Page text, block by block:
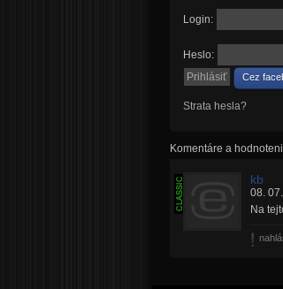
Login:
Heslo:
Cez
Strata hesla?
Komentáre a
kb
08.
Na